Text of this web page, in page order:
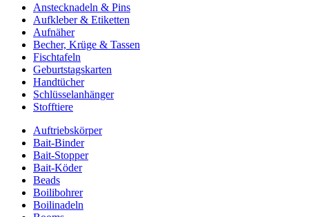
Anstecknadeln & Pins
Aufkleber & Etiketten
Aufnäher
Becher, Krüge & Tassen
Fischtafeln
Geburtstagskarten
Handtücher
Schlüsselanhänger
Stofftiere
Auftriebskörper
Bait-Binder
Bait-Stopper
Bait-Köder
Beads
Boilibohrer
Boilinadeln